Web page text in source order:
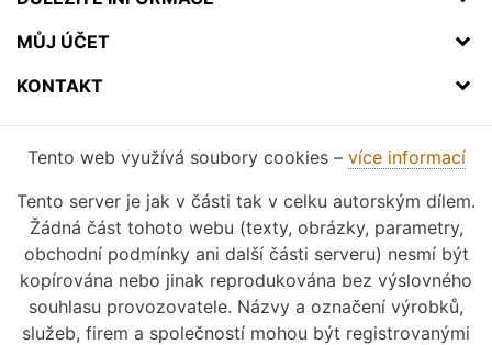
MŮJ ÚČET
KONTAKT
Tento web využívá soubory cookies – více informací
Tento server je jak v části tak v celku autorským dílem.
Žádná část tohoto webu (texty, obrázky, parametry,
obchodní podmínky ani další části serveru) nesmí být
kopírována nebo jinak reprodukována bez výslovného
souhlasu provozovatele. Názvy a označení výrobků,
služeb, firem a společností mohou být registrovanými